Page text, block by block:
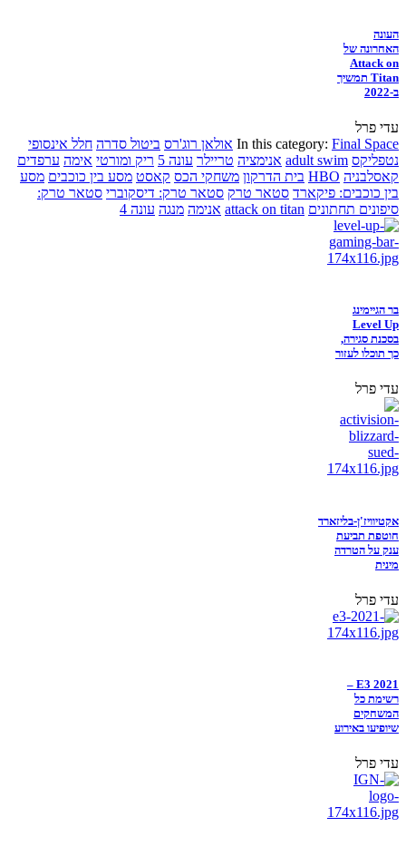
העונה
האחרונה של
Attack on
Titan תמשיך
ב-2022
עדי פרל
In this category: Final Space אולאן רוג'רס ביטול סדרה חלל אינסופי
נטפליקס adult swim אנימציה טריילר עונה 5 ריק ומורטי אימה ערפדים
קאסלבניה HBO בית הדרקון משחקי הכס קאסט מסע בין כוכבים מסע
בין כוכבים: פיקארד סטאר טרק סטאר טרק: דיסקוברי סטאר טרק:
סיפונים תחתונים attack on titan אנימה מנגה עונה 4
בר הגיימינג
Level Up
בסכנת סגירה,
כך תוכלו לעזור
עדי פרל
אקטיוויז'ן-בליזארד
חוטפת תביעת
ענק על הטרדה
מינית
עדי פרל
E3 2021 –
רשימת כל
המשחקים
שיופיעו באירוע
עדי פרל